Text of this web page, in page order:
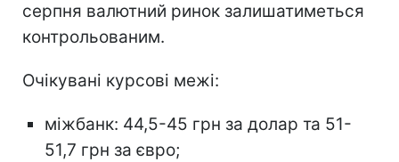
серпня валютний ринок залишатиметься
контрольованим.
Очікувані курсові межі:
міжбанк: 44,5-45 грн за долар та 51-
51,7 грн за євро;